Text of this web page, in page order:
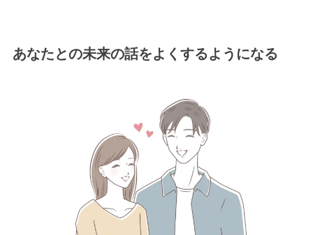
あなたとの未来の話をよくするようになる